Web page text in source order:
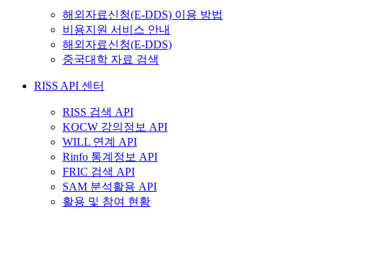
해외자료신청(E-DDS) 이용 방법
비용지원 서비스 안내
해외자료신청(E-DDS)
중국대학 자료 검색
RISS API 센터
RISS 검색 API
KOCW 강의정보 API
WILL 연계 API
Rinfo 통계정보 API
FRIC 검색 API
SAM 분석활용 API
활용 및 참여 현황